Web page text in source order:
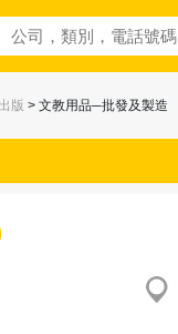
版 > 文教用品─批發及製造